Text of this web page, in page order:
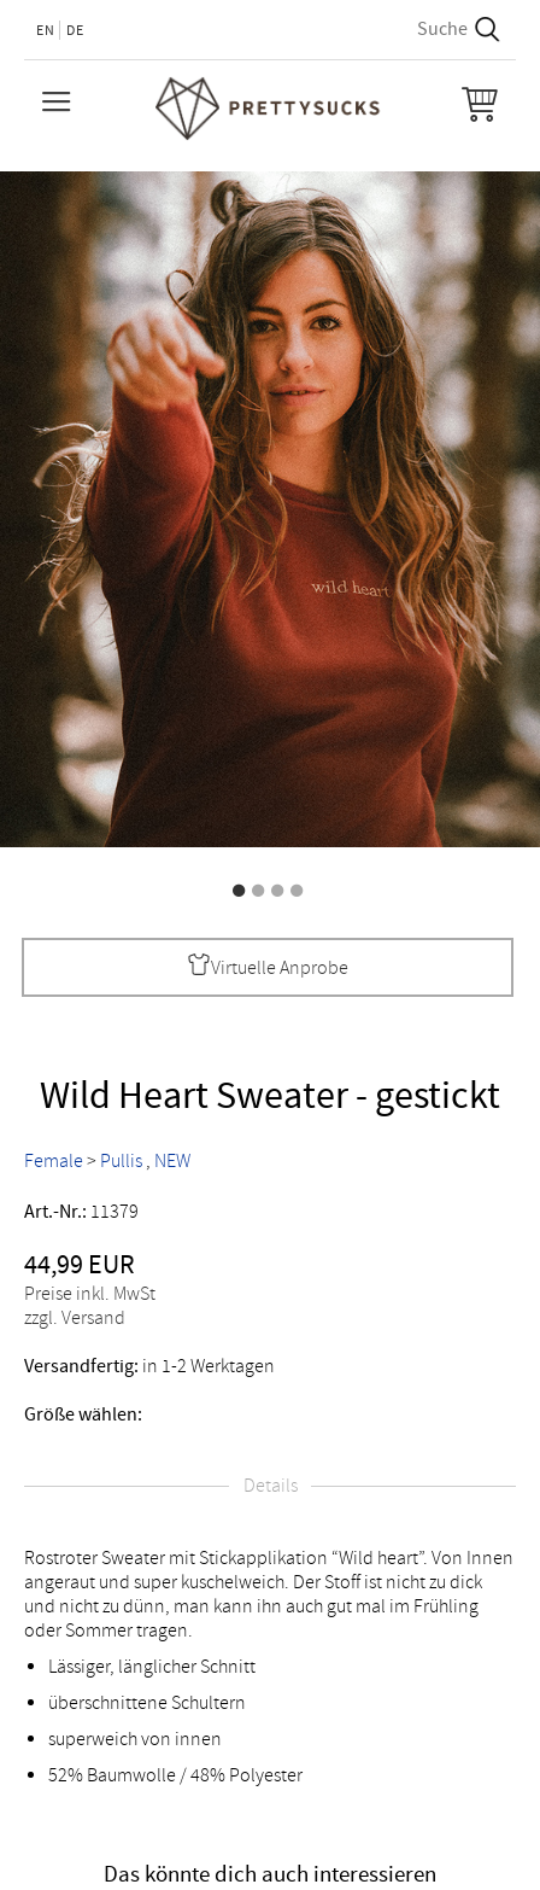
EN DE
Virtuelle Anprobe
Wild Heart Sweater - gestickt
Female> Pullis NEW
Art.-Nr.: 11379
44,99 EUR
Preise inkl. MwSt
zzgl. Versand
Versandfertig: in 1-2 Werktagen
Größe wählen:
Details
Rostroter Sweater mit Stickapplikation “Wild heart”. Von Innen
angeraut und super kuschelweich. Der Stoff ist nicht zu dick
und nicht zu dünn, man kann ihn auch gut mal im Frühling
oder Sommer tragen.
Lässiger, länglicher Schnitt
überschnittene Schultern
superweich von innen
52% Baumwolle / 48% Polyester
Das könnte dich auch interessieren